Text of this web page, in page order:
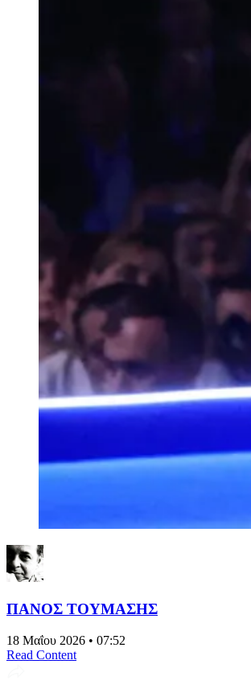
ΠΑΝΟΣ ΤΟΥΜΑΣΗΣ
18 Μαΐου 2026 • 07:52
Read Content